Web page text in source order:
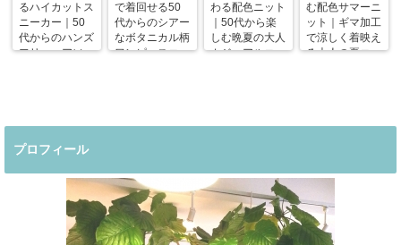
るハイカットス
ニーカー｜50
代からのハンズ
フリーエアソー
で着回せる50
代からのシアー
なボタニカル柄
ワンピースコー
わる配色ニット
｜50代から楽
しむ晩夏の大人
カジュアルコー
む配色サマーニ
ット｜ギマ加工
で涼しく着映え
る大人の夏コー
プロフィール